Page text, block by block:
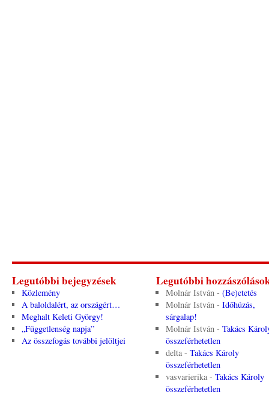
Legutóbbi bejegyzések
Közlemény
A baloldalért, az országért…
Meghalt Keleti György!
„Függetlenség napja”
Az összefogás további jelöltjei
Legutóbbi
Molnár István- (Be)etetés
Molnár István- Időhúzás,
sárgalap!
Molnár István- Takács
összeférhetetlen
delta- Takács Károly
összeférhetetlen
vasvarierika- Takács Károly
összeférhetetlen